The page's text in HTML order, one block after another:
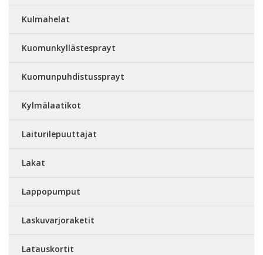
Kulmahelat
Kuomunkyllästesprayt
Kuomunpuhdistussprayt
Kylmälaatikot
Laiturilepuuttajat
Lakat
Lappopumput
Laskuvarjoraketit
Latauskortit